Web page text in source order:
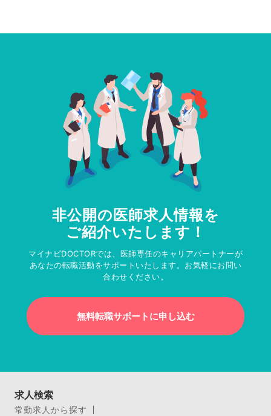
非公開の医師求人情報を
ご紹介いたします！
マイナビDOCTORでは、医師専任のキャリアパートナーが
あなたの転職活動をサポートいたします。お気軽にお問い
合わせください。
無料転職サポートに申し込む
求人検索
常勤求人から探す